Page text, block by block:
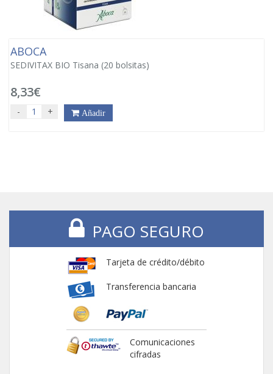
ABOCA
SEDIVITAX BIO Tisana (20 bolsitas)
8,33€
- + Añadir
PAGO SEGURO
Tarjeta de crédito/débito
Transferencia bancaria
Comunicaciones
cifradas